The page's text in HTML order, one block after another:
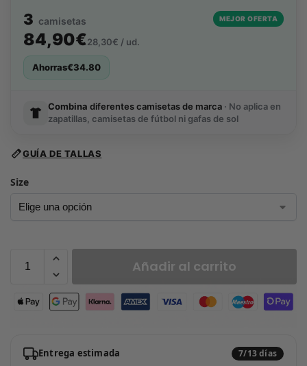
3 camisetas MEJOR OFERTA
84,90€28,30€ / ud.
Ahorras€34.80
Combina diferentes camisetas de marca · No aplica en
zapatillas, camisetas de fútbol ni gafas de sol
GUÍA DE TALLAS
Size
Añadir al carrito
Entrega estimada 7/13 días